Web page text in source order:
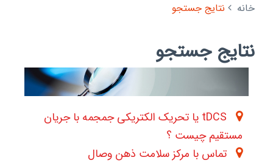
خانه نتایج جستجو
نتایج جستجو
tDCS یا تحریک الکتریکی جمجمه با جریان
مستقیم چیست ؟
تماس با مرکز سلامت ذهن وصال